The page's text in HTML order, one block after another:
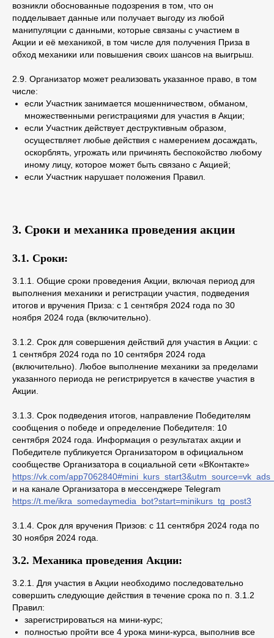
возникли обоснованные подозрения в том, что он
подделывает данные или получает выгоду из любой
манипуляции с данными, которые связаны с участием в
Акции и её механикой, в том числе для получения Приза в
обход механики или повышения своих шансов на выигрыш.
2.9. Организатор может реализовать указанное право, в том
числе:
если Участник занимается мошенничеством, обманом,
множественными регистрациями для участия в Акции;
если Участник действует деструктивным образом,
осуществляет любые действия с намерением досаждать,
оскорблять, угрожать или причинять беспокойство любому
иному лицу, которое может быть связано с Акцией;
если Участник нарушает положения Правил.
3. Сроки и механика проведения акции
3.1. Сроки:
3.1.1. Общие сроки проведения Акции, включая период для
выполнения механики и регистрации участия, подведения
итогов и вручения Приза: с 1 сентября 2024 года по 30
ноября 2024 года (включительно).
3.1.2. Срок для совершения действий для участия в Акции: с
1 сентября 2024 года по 10 сентября 2024 года
(включительно). Любое выполнение механики за пределами
указанного периода не регистрируется в качестве участия в
Акции.
3.1.3. Срок подведения итогов, направление Победителям
сообщения о победе и определение Победителя: 10
сентября 2024 года. Информация о результатах акции и
Победителе публикуется Организатором в официальном
сообществе Организатора в социальной сети «ВКонтакте»
https://vk.com/
и на канале Организатора в мессенджере Telegram
https://t.me/ikra_somedaymedia_bot?start=minikurs_tg_post3
3.1.4. Срок для вручения Призов: с 11 сентября 2024 года по
30 ноября 2024 года.
3.2. Механика проведения Акции:
3.2.1. Для участия в Акции необходимо последовательно
совершить следующие действия в течение срока по п. 3.1.2
Правил:
зарегистрироваться на мини-курс;
полностью пройти все 4 урока мини-курса, выполнив все